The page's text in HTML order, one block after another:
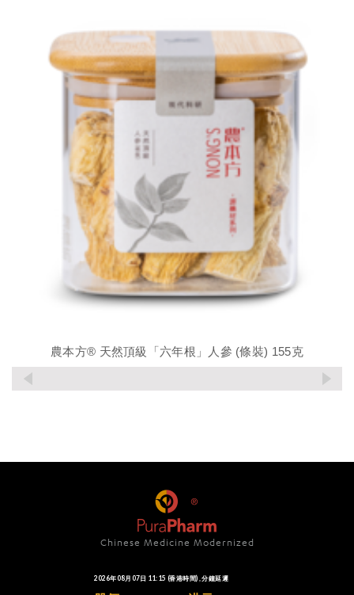
農本方® 天然頂級「六年根」人參 (條裝) 155克
Chinese Medicine Modernized